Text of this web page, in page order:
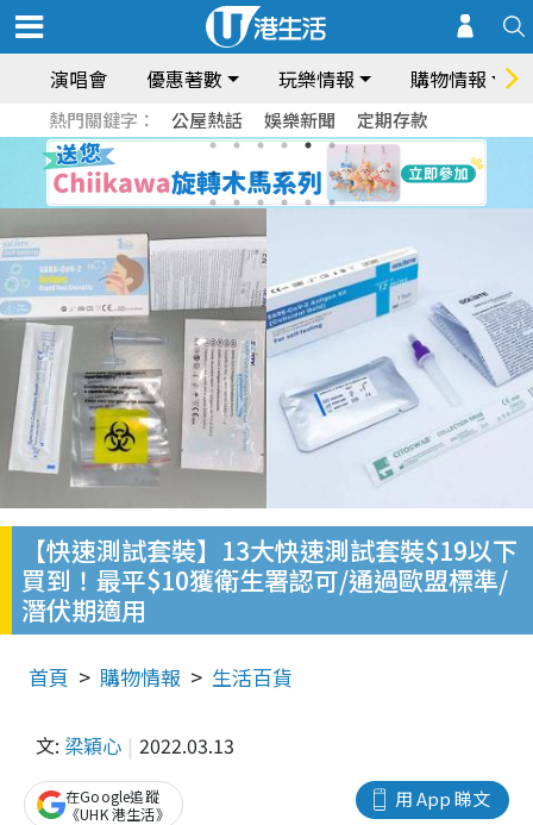
演唱會 優惠著數 玩樂情報 購物情報
熱門關鍵字： 公屋熱話 娛樂新聞 定期存款
【快速測試套裝】13大快速測試套裝$19以下
買到！最平$10獲衛生署認可/通過歐盟標準/
潛伏期適用
首頁 購物情報 生活百貨
文: 梁穎心 2022.03.13
用 App 睇文
在Google追蹤
《UHK 港生活》